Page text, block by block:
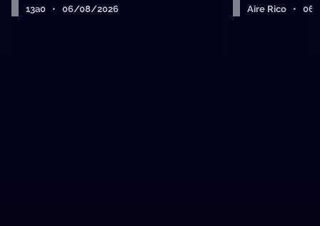
13a0 • 06/08/2026
Aire Rico •